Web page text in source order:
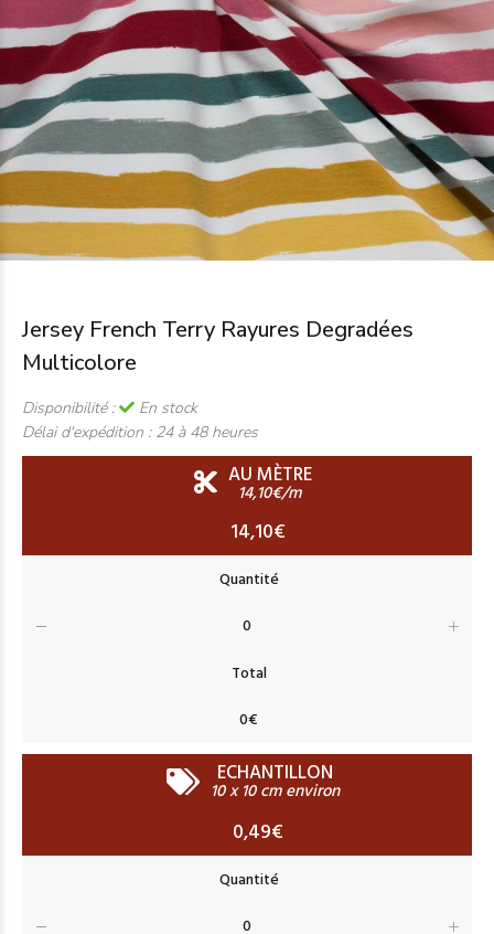
Jersey French Terry Rayures Degradées
Multicolore
Disponibilité :
En stock
Délai d'expédition : 24 à 48 heures
AU MÈTRE
14,10€/m
14,10€
ECHANTILLON
10 x 10 cm environ
0,49€